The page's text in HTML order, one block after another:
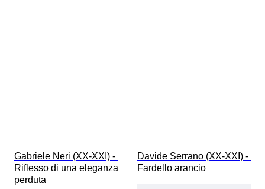
Gabriele Neri (XX-XXI) -
Riflesso di una eleganza
perduta
Davide Serrano (XX-XXI) -
Fardello arancio